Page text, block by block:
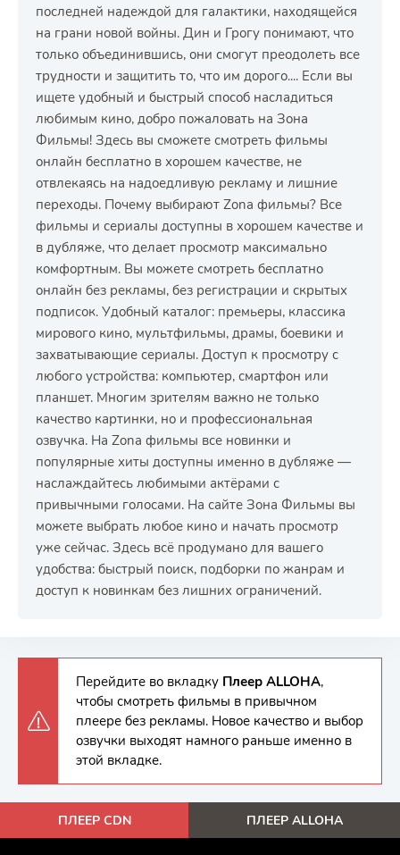
последней надеждой для галактики, находящейся
на грани новой войны. Дин и Грогу понимают, что
только объединившись, они смогут преодолеть все
трудности и защитить то, что им дорого.... Если вы
ищете удобный и быстрый способ насладиться
любимым кино, добро пожаловать на Зона
Фильмы! Здесь вы сможете смотреть фильмы
онлайн бесплатно в хорошем качестве, не
отвлекаясь на надоедливую рекламу и лишние
переходы. Почему выбирают Zona фильмы? Все
фильмы и сериалы доступны в хорошем качестве и
в дубляже, что делает просмотр максимально
комфортным. Вы можете смотреть бесплатно
онлайн без рекламы, без регистрации и скрытых
подписок. Удобный каталог: премьеры, классика
мирового кино, мультфильмы, драмы, боевики и
захватывающие сериалы. Доступ к просмотру с
любого устройства: компьютер, смартфон или
планшет. Многим зрителям важно не только
качество картинки, но и профессиональная
озвучка. На Zona фильмы все новинки и
популярные хиты доступны именно в дубляже —
наслаждайтесь любимыми актёрами с
привычными голосами. На сайте Зона Фильмы вы
можете выбрать любое кино и начать просмотр
уже сейчас. Здесь всё продумано для вашего
удобства: быстрый поиск, подборки по жанрам и
доступ к новинкам без лишних ограничений.
Перейдите во вкладку Плеер ALLOHA,
чтобы смотреть фильмы в привычном
плеере без рекламы. Новое качество и выбор
озвучки выходят намного раньше именно в
этой вкладке.
ПЛЕЕР CDN ПЛЕЕР ALLOHA